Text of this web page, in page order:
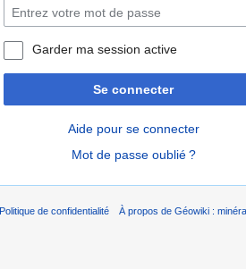
Garder ma session active
Se connecter
Aide pour se connecter
Mot de passe oublié ?
Politique de confidentialité À propos de Géowiki :